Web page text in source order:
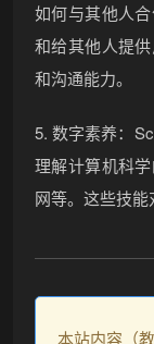
如何与其他人
和给其他人提
和沟通能力。
5. 数字素养：
理解计算机科
网等。这些技能
本站内容（